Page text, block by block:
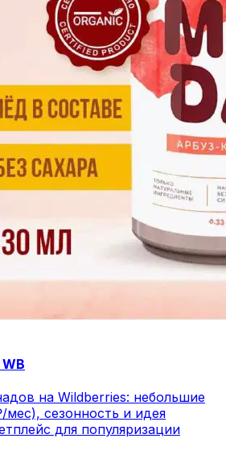
на Wildberries: небольшие
сезонность и идея
для популяризации